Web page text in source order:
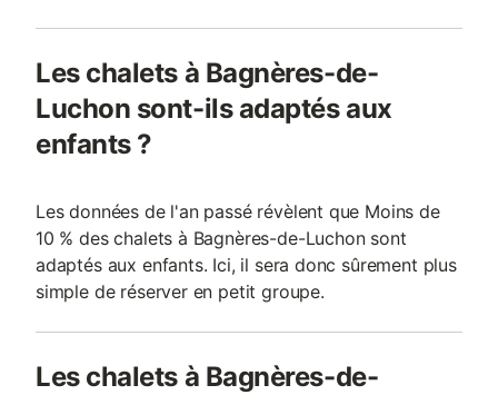
Les chalets à Bagnères-de-
Luchon sont-ils adaptés aux
enfants ?
Les données de l'an passé révèlent que Moins de
10 % des chalets à Bagnères-de-Luchon sont
adaptés aux enfants. Ici, il sera donc sûrement plus
simple de réserver en petit groupe.
Les chalets à Bagnères-de-